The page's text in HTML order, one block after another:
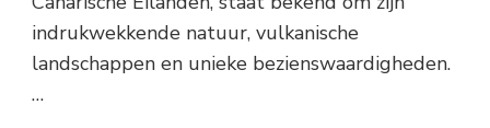
indrukwekkende natuur, vulkanische
landschappen en unieke bezienswaardigheden.
…